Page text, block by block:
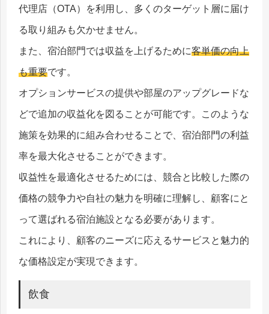
代理店（OTA）を利用し、多くのターゲット層に届け
る取り組みも欠かせません。
また、宿泊部門では収益を上げるために客単価の向上
も重要です。
オプションサービスの提供や部屋のアップグレードな
どで追加の収益化を図ることが可能です。このような
施策を効果的に組み合わせることで、宿泊部門の利益
率を最大化させることができます。
収益性を最適化させるためには、競合と比較した際の
価格の競争力や自社の魅力を明確に理解し、顧客にと
って選ばれる宿泊施設となる必要があります。
これにより、顧客のニーズに応えるサービスと魅力的
な価格設定が実現できます。
飲食